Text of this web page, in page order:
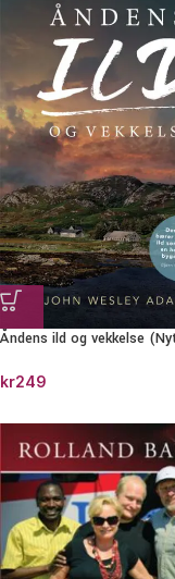
Åndens ild og vekkelse
kr249